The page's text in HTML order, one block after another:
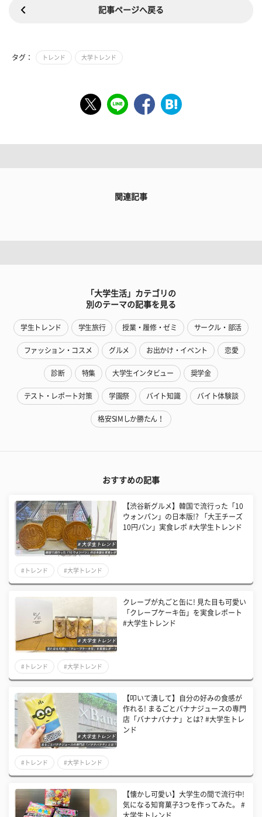
記事ページへ戻る
タグ： トレンド 大学トレンド
関連記事
「大学生活」カテゴリの
別のテーマの記事を見る
学生トレンド 学生旅行 授業・履修・ゼミ サークル・部活
ファッション・コスメ グルメ お出かけ・イベント 恋愛
診断 特集 大学生インタビュー 奨学金
テスト・レポート対策 学園祭 バイト知識 バイト体験談
格安SIMしか勝たん！
おすすめの記事
【渋谷新グルメ】韓国で流行った「10
ウォンパン」の日本版!? 「大王チーズ
10円パン」実食レポ #大学生トレンド
#トレンド #大学トレンド
クレープが丸ごと缶に! 見た目も可愛い
「クレープケーキ缶」を実食レポート
#大学生トレンド
#トレンド #大学トレンド
【叩いて潰して】自分の好みの食感が
作れる! まるごとバナナジュースの専門
店「バナナバナナ」とは? #大学生トレ
ンド
#トレンド #大学トレンド
【懐かし可愛い】大学生の間で流行中!
気になる知育菓子3つを作ってみた。 #
大学生トレンド